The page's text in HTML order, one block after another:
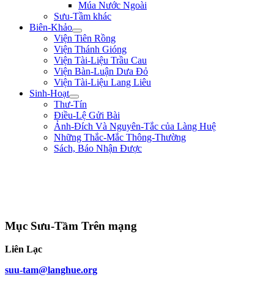
Múa Nước Ngoài
Sưu-Tầm khác
Biên-Khảo
Viện Tiên Rồng
Viện Thánh Gióng
Viện Tài-Liệu Trầu Cau
Viện Bàn-Luận Dưa Đỏ
Viện Tài-Liệu Lang Liêu
Sinh-Hoạt
Thư-Tín
Điều-Lệ Gửi Bài
Ảnh-Đích Và Nguyên-Tắc của Làng Huệ
Những Thắc-Mắc Thông-Thường
Sách, Báo Nhận Được
Mục Sưu-Tầm Trên mạng
Liên Lạc
suu-tam@langhue.org